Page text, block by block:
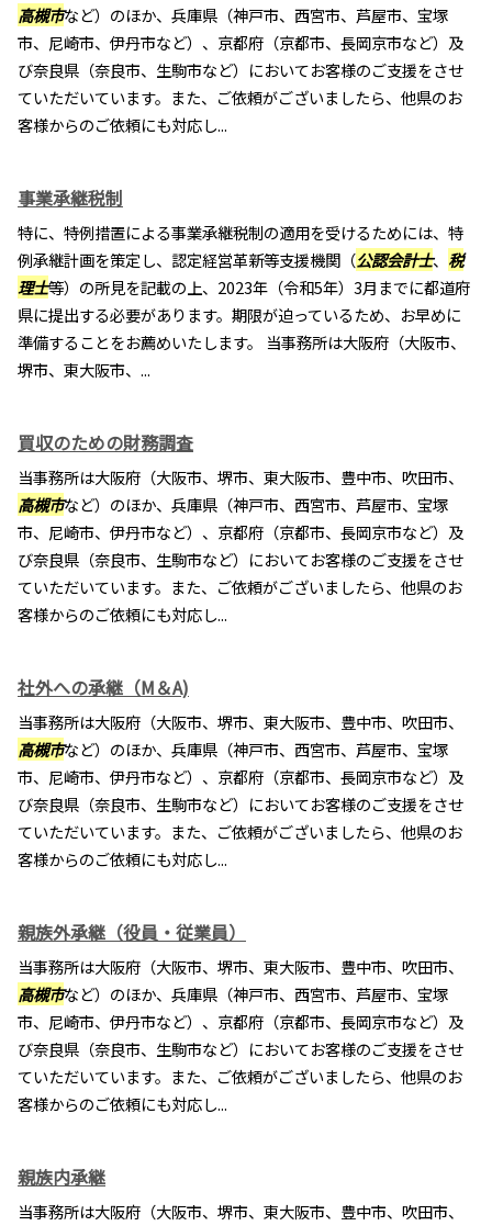
高槻市など）のほか、兵庫県（神戸市、西宮市、芦屋市、宝塚
市、尼崎市、伊丹市など）、京都府（京都市、長岡京市など）及
び奈良県（奈良市、生駒市など）においてお客様のご支援をさせ
ていただいています。また、ご依頼がございましたら、他県のお
客様からのご依頼にも対応し...
事業承継税制
特に、特例措置による事業承継税制の適用を受けるためには、特
例承継計画を策定し、認定経営革新等支援機関（公認会計士、 税
理士等）の所見を記載の上、2023年（令和5年）3月までに都道府
県に提出する必要があります。期限が迫っているため、お早めに
準備することをお薦めいたします。 当事務所は大阪府（大阪市、
堺市、東大阪市、...
買収のための財務調査
当事務所は大阪府（大阪市、堺市、東大阪市、豊中市、吹田市、
高槻市など）のほか、兵庫県（神戸市、西宮市、芦屋市、宝塚
市、尼崎市、伊丹市など）、京都府（京都市、長岡京市など）及
び奈良県（奈良市、生駒市など）においてお客様のご支援をさせ
ていただいています。また、ご依頼がございましたら、他県のお
客様からのご依頼にも対応し...
社外への承継（M＆A)
当事務所は大阪府（大阪市、堺市、東大阪市、豊中市、吹田市、
高槻市など）のほか、兵庫県（神戸市、西宮市、芦屋市、宝塚
市、尼崎市、伊丹市など）、京都府（京都市、長岡京市など）及
び奈良県（奈良市、生駒市など）においてお客様のご支援をさせ
ていただいています。また、ご依頼がございましたら、他県のお
客様からのご依頼にも対応し...
親族外承継（役員・従業員）
当事務所は大阪府（大阪市、堺市、東大阪市、豊中市、吹田市、
高槻市など）のほか、兵庫県（神戸市、西宮市、芦屋市、宝塚
市、尼崎市、伊丹市など）、京都府（京都市、長岡京市など）及
び奈良県（奈良市、生駒市など）においてお客様のご支援をさせ
ていただいています。また、ご依頼がございましたら、他県のお
客様からのご依頼にも対応し...
親族内承継
当事務所は大阪府（大阪市、堺市、東大阪市、豊中市、吹田市、